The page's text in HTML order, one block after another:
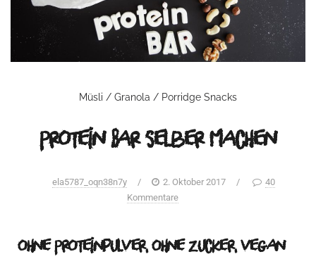
Müsli / Granola / Porridge Snacks
Protein Bar selber machen
ela5787_oqn38n7y / 2. Oktober 2017 /
40
Kommentare
ohne Proteinpulver, ohne Zucker, vegan